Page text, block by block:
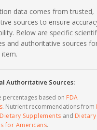
data comes from trusted,
sources to ensure
Below are specific
and authoritative sources
Authoritative Sources:
percentages based on FDA
. Nutrient recommendations from
Supplements and Dietary
for Americans.